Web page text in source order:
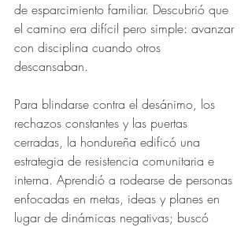
de esparcimiento familiar. Descubrió que
el camino era difícil pero simple: avanzar
con disciplina cuando otros
descansaban.
Para blindarse contra el desánimo, los
rechazos constantes y las puertas
cerradas, la hondureña edificó una
estrategia de resistencia comunitaria e
interna. Aprendió a rodearse de personas
enfocadas en metas, ideas y planes en
lugar de dinámicas negativas; buscó